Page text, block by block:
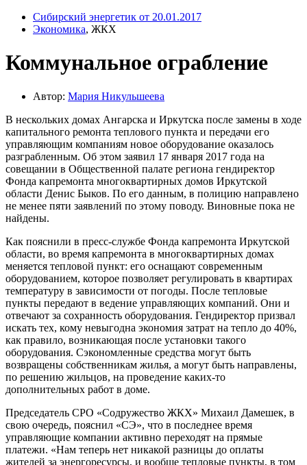
Сибирский энергетик от 20.01.2017
Экономика, ЖКХ
Коммунальное ограбление
Автор: Мария Никульшеева
В нескольких домах Ангарска и Иркутска после замены в ходе
капитального ремонта теплового пункта и передачи его
управляющим компаниям новое оборудование оказалось
разграбленным. Об этом заявил 17 января 2017 года на
совещании в Общественной палате региона гендиректор
Фонда капремонта многоквартирных домов Иркутской
области Денис Быков. По его данным, в полицию направлено
не менее пяти заявлений по этому поводу. Виновные пока не
найдены.
Как пояснили в пресс-службе Фонда капремонта Иркутской
области, во время капремонта в многоквартирных домах
меняется тепловой пункт: его оснащают современным
оборудованием, которое позволяет регулировать в квартирах
температуру в зависимости от погоды. После тепловые
пункты передают в ведение управляющих компаний. Они и
отвечают за сохранность оборудования. Гендиректор призвал
искать тех, кому невыгодна экономия затрат на тепло до 40%,
как правило, возникающая после установки такого
оборудования. Сэкономленные средства могут быть
возвращены собственникам жилья, а могут быть направлены,
по решению жильцов, на проведение каких-то
дополнительных работ в доме.
Председатель СРО «Содружество ЖКХ» Михаил Дамешек, в
свою очередь, пояснил «СЭ», что в последнее время
управляющие компании активно переходят на прямые
платежи. «Нам теперь нет никакой разницы до оплаты
жителей за энергоресурсы, и вообще тепловые пункты, в том